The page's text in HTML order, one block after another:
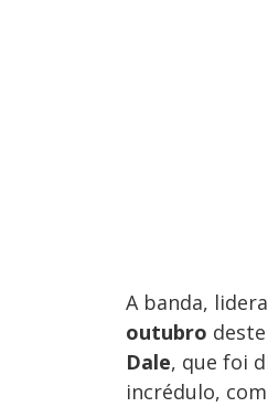
A banda,
outubro
Dale, que foi
incrédulo,